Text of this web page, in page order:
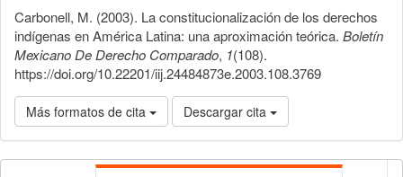
Carbonell, M. (2003). La constitucionalización de los derechos
indígenas en América Latina: una aproximación teórica. Boletín
Mexicano De Derecho Comparado, 1(108).
https://doi.org/10.22201/iij.24484873e.2003.108.3769
Más formatos de cita Descargar cita